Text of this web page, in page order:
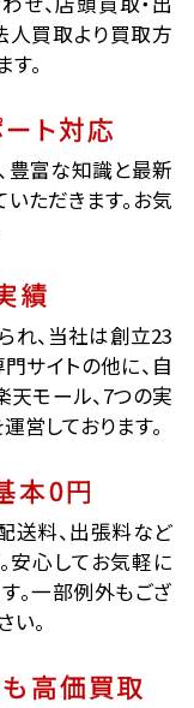
人買取より買取方
。
ト対応
豊富な知識と最新
ただきます。お気
績
れ、当社は創立23
サイトの他に、自
天モール、7つの実
営しております。
本0円
送料、出張料など
安心してお気軽に
。一部例外もござ
い。
高価買取